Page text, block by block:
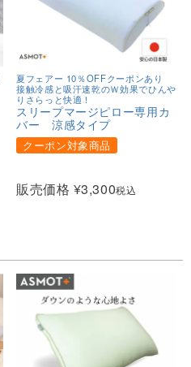
夏フェアー 10％OFFクーポンあり
接触冷感と吸汗速乾のＷ効果でひんや
りさらっと快適！
スリープマージピロー専用カ
バー 涼感タイプ
クーポン対象商品
販売価格 ¥3,300税込